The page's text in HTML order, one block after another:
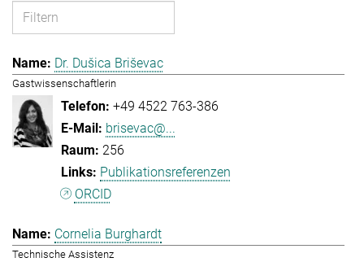
Dr. Dušica Briševac
Gastwissenschaftlerin
+49 4522 763-386
brisevac@...
256
Publikationsreferenzen
ORCID
Cornelia Burghardt
Technische Assistenz